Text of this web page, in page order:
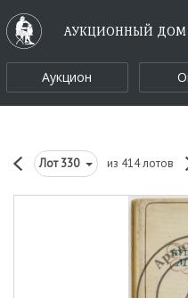
АУКЦИОННЫЙ ДОМ
Аукцион
Лот330 из 414 лотов